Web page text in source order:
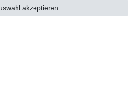
akzeptieren